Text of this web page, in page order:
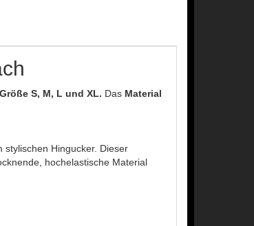
Größe S, M, L und XL. Das Material
Hingucker. Dieser
hochelastische Material